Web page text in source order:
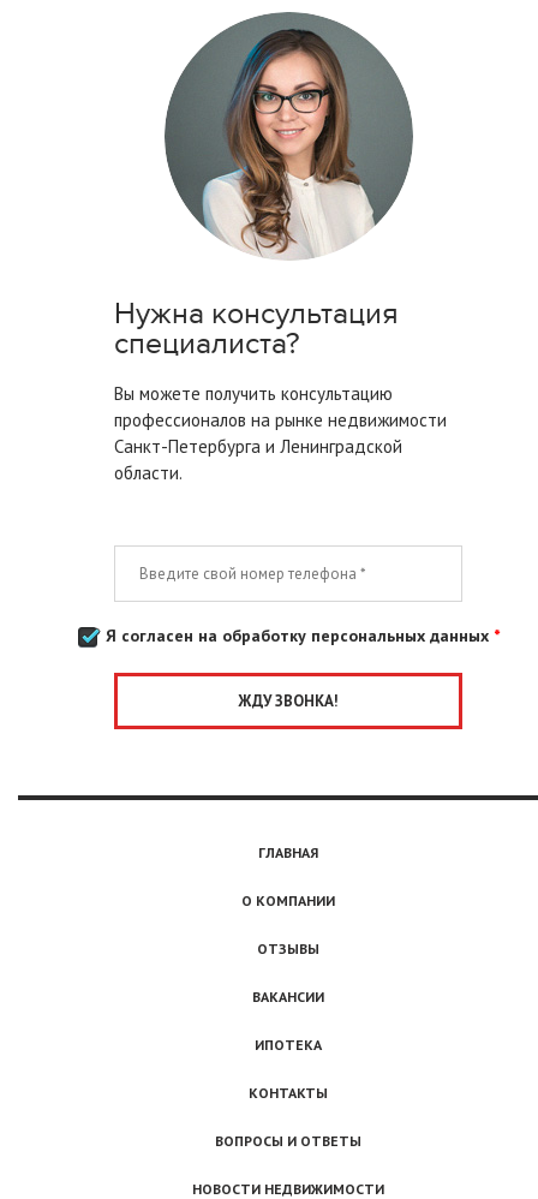
Нужна консультация
специалиста?
Вы можете получить консультацию
профессионалов на рынке недвижимости
Санкт-Петербурга и Ленинградской
области.
Я согласен на обработку персональных данных *
ГЛАВНАЯ
О КОМПАНИИ
ОТЗЫВЫ
ВАКАНСИИ
ИПОТЕКА
КОНТАКТЫ
ВОПРОСЫ И ОТВЕТЫ
НОВОСТИ НЕДВИЖИМОСТИ